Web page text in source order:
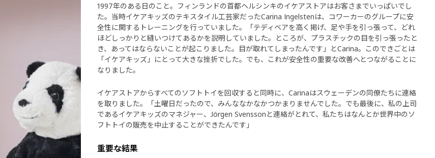
1997年のある日のこと。フィンランドの首都ヘルシンキのイケアストアはお客さまでいっぱいでし
た。当時イケアキッズのテキスタイル工芸家だったCarina Ingelstenは、コワーカーのグループに安
全性に関するトレーニングを行っていました。「テディベアを高く掲げ、足や手を引っ張って、どれ
ほどしっかりと縫いつけてあるかを説明していました。ところが、プラスチックの目を引っ張ったと
き、あってはならないことが起こりました。目が取れてしまったんです」とCarina。このできごとは
「イケアキッズ」にとって大きな挫折でした。でも、これが安全性の重要な改善へとつながることに
なりました。
イケアストアからすべてのソフトトイを回収すると同時に、Carinaはスウェーデンの同僚たちに連絡
を取りました。「土曜日だったので、みんななかなかつかまりませんでした。でも最後に、私の上司
であるイケアキッズのマネジャー、Jörgen Svenssonと連絡がとれて、私たちはなんとか世界中のソ
フトトイの販売を中止することができたんです」
重要な結果